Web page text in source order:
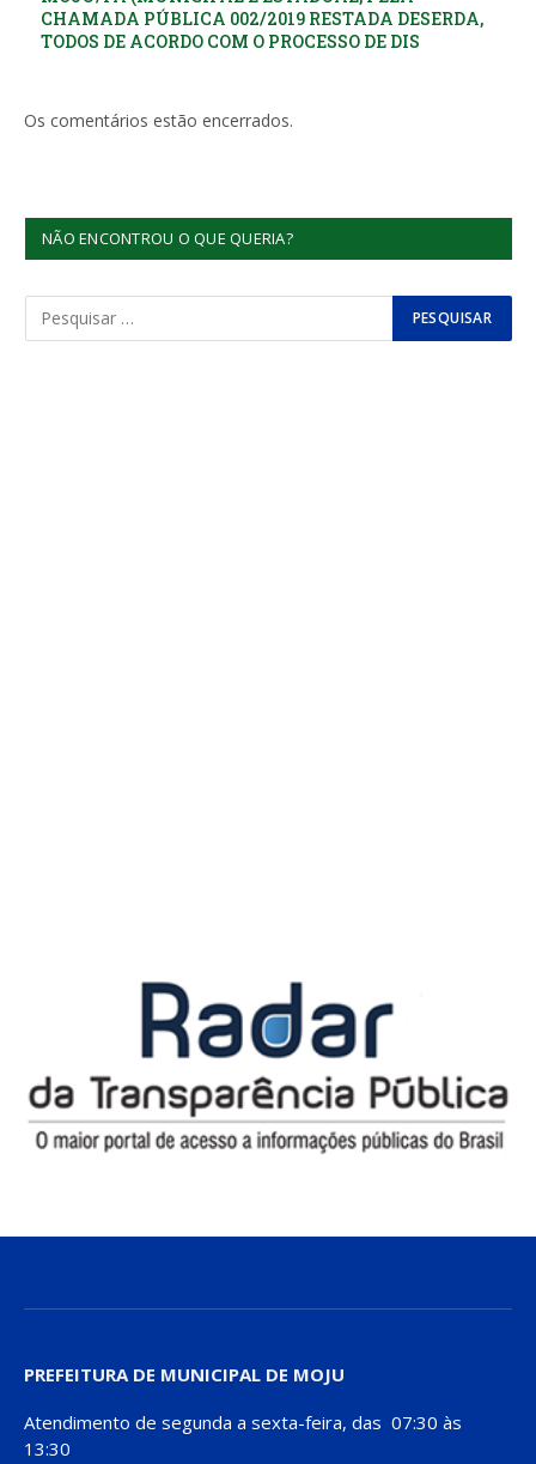
CHAMADA PÚBLICA 002/2019 RESTADA DESERDA,
TODOS DE ACORDO COM O PROCESSO DE DIS
Os comentários estão encerrados.
NÃO ENCONTROU O QUE QUERIA?
PREFEITURA DE MUNICIPAL DE MOJU
Atendimento de segunda a sexta-feira, das 07:30 às
13:30